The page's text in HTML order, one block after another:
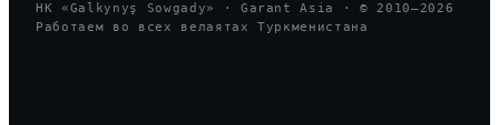
HK «Galkynyş Sowgady» · Garant Asia · © 2010—2026
Работаем во всех велаятах Туркменистана